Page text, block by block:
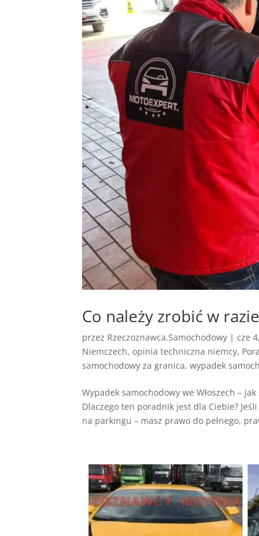
Co należy zrobić w
przez Rzeczoznawca.Samochodowy |cze
Niemczech,opinia techniczna niemcy,
samochodowy za granica,wypadek
Wypadek samochodowy we Włoszech –
Dlaczego ten poradnik jest dla Ciebie?
na parkingu – masz prawo do pełnego,